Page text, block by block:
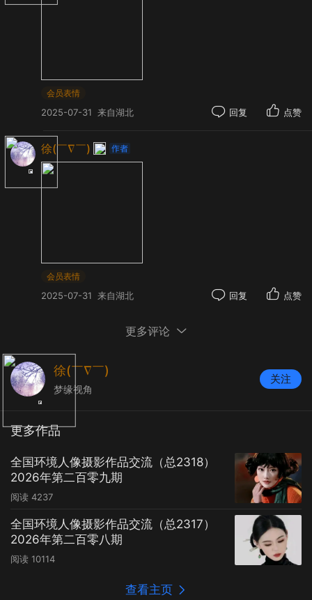
会员表情
2025-07-31 来自湖北 回复 点赞
徐(￣∇￣)
会员表情
2025-07-31 来自湖北 回复 点赞
更多评论
徐(￣∇￣)
梦缘视角
关注
更多作品
全国环境人像摄影作品交流（总2318）
2026年第二百零九期
阅读 4237
全国环境人像摄影作品交流（总2317）
2026年第二百零八期
阅读 10114
查看主页